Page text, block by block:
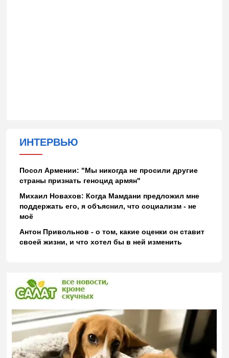
ИНТЕРВЬЮ
Посол Армении: "Мы никогда не просили другие
страны признать геноцид армян"
Михаил Новахов: Когда Мамдани предложил мне
поддержать его, я объяснил, что социализм - не
моё
Антон Привольнов - о том, какие оценки он ставит
своей жизни, и что хотел бы в ней изменить